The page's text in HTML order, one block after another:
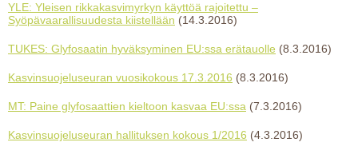
YLE: Yleisen rikkakasvimyrkyn käyttöä rajoitettu –
Syöpävaarallisuudesta kiistellään (14.3.2016)
TUKES: Glyfosaatin hyväksyminen EU:ssa erätauolle (8.3.2016)
Kasvinsuojeluseuran vuosikokous 17.3.2016 (8.3.2016)
MT: Paine glyfosaattien kieltoon kasvaa EU:ssa (7.3.2016)
Kasvinsuojeluseuran hallituksen kokous 1/2016 (4.3.2016)